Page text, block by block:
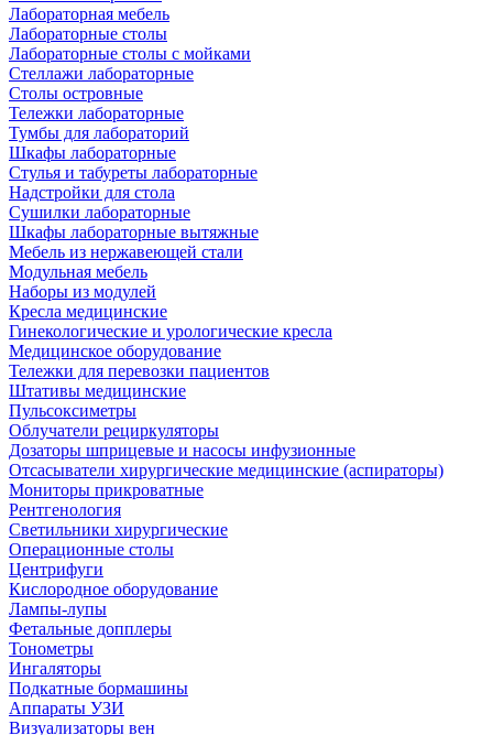
Лабораторная мебель
Лабораторные столы
Лабораторные столы с мойками
Стеллажи лабораторные
Столы островные
Тележки лабораторные
Тумбы для лабораторий
Шкафы лабораторные
Стулья и табуреты лабораторные
Надстройки для стола
Сушилки лабораторные
Шкафы лабораторные вытяжные
Мебель из нержавеющей стали
Модульная мебель
Наборы из модулей
Кресла медицинские
Гинекологические и урологические кресла
Медицинское оборудование
Тележки для перевозки пациентов
Штативы медицинские
Пульсоксиметры
Облучатели рециркуляторы
Дозаторы шприцевые и насосы инфузионные
Отсасыватели хирургические медицинские (аспираторы)
Мониторы прикроватные
Рентгенология
Светильники хирургические
Операционные столы
Центрифуги
Кислородное оборудование
Лампы-лупы
Фетальные допплеры
Тонометры
Ингаляторы
Подкатные бормашины
Аппараты УЗИ
Визуализаторы вен